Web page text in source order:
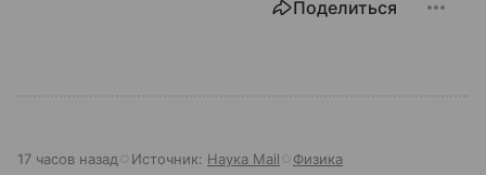
Поделиться
17 часов назад Источник: Наука Mail Физика